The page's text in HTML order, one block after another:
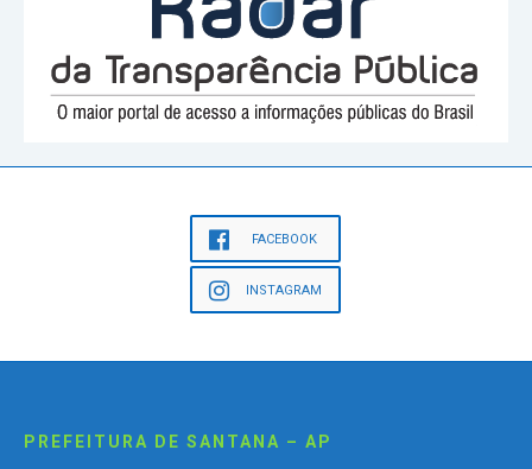
FACEBOOK
INSTAGRAM
PREFEITURA DE SANTANA – AP